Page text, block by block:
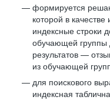
формируется
которой в
индексные строки
обучающей группы
результатов —
из обучающей
для поискового
индексная